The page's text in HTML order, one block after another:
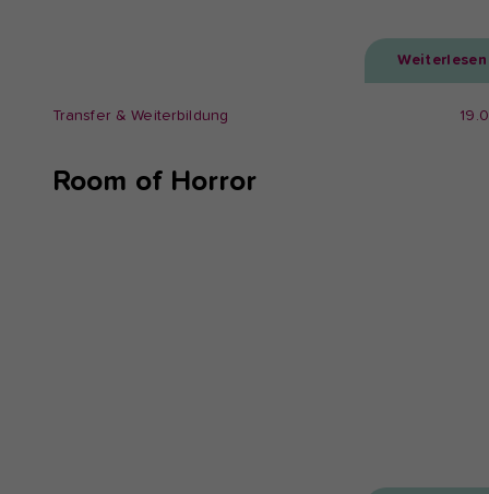
Weiterlesen
Transfer & Weiterbildung
Room of Horror